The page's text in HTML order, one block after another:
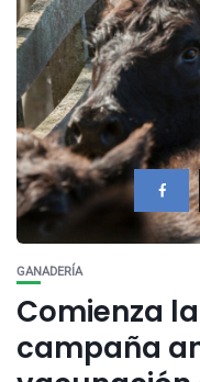
GANADERÍA
Comienza
campaña